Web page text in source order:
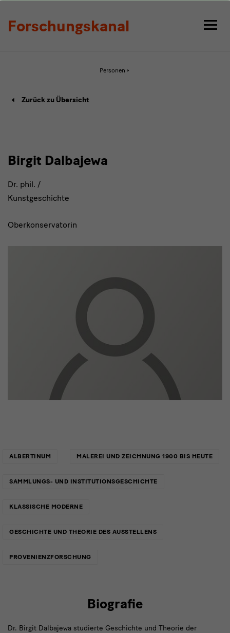
Forschungskanal
Personen
Person-
Zurück zu Übersicht
Birgit Dalbajewa
Dr. phil. /
Kunstgeschichte
Oberkonservatorin
ALBERTINUM MALEREI UND ZEICHNUNG 1900 BIS HEUTE
SAMMLUNGS- UND INSTITUTIONSGESCHICHTE
KLASSISCHE MODERNE
GESCHICHTE UND THEORIE DES AUSSTELLENS
PROVENIENZFORSCHUNG
Biografie
Dr. Birgit Dalbajewa studierte Geschichte und Theorie der